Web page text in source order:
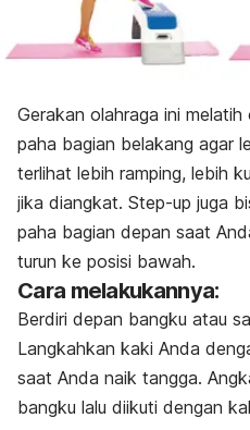
Gerakan olahraga ini
paha bagian belakang agar
terlihat lebih ramping, lebih
jika diangkat. Step-up juga
paha bagian depan saat
turun ke posisi bawah.
Cara melakukannya:
Berdiri depan bangku atau
Langkahkan kaki Anda
saat Anda naik tangga.
bangku lalu diikuti dengan